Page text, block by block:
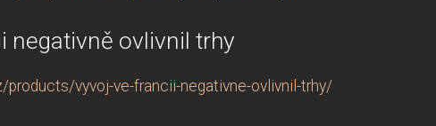
negativně ovlivnil trhy
vyvoj-ve-francii-negativne-ovlivnil-trhy/